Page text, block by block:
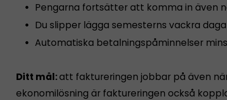
Pengarna fortsätter att komma in även
Du slipper lägga semesterns vackra
Automatiska betalningspåminnelser
Ditt mål:att faktureringen jobbar på även
ekonomilösning är faktureringen också